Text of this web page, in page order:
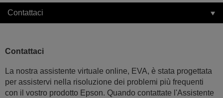
Contattaci
Contattaci
La nostra assistente virtuale online, EVA, è stata progettata
per assistervi nella risoluzione dei problemi più frequenti
con il vostro prodotto Epson. Quando contattate l'Assistente